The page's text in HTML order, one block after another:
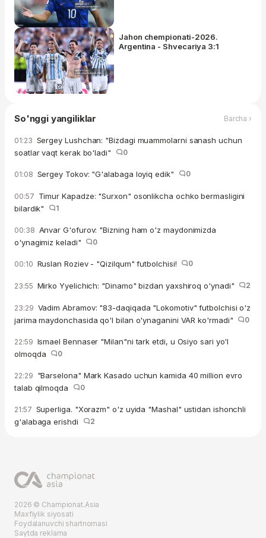
Jahon chempionati-2026.
Argentina - Shvecariya 3:1
So'nggi yangiliklar Barcha ›
01:23 Sergey Lushchan: "Bizdagi muammolarni sanash uchun
soatlar vaqt kerak bo'ladi"
0
01:08 Sergey Tokov: "G'alabaga loyiq edik" 0
00:57 Timur Kapadze: "Surxon" osonlikcha ochko bermasligini
bilardik"
1
00:38 Anvar G'ofurov: "Bizning ham o'z maydonimizda
o'ynagimiz keladi"
0
00:10 Ruslan Roziev - "Qizilqum" futbolchisi! 0
23:55 Mirko Yyelichich: "Dinamo" bizdan yaxshiroq o'ynadi" 2
23:29 Vadim Abramov: "83-daqiqada "Lokomotiv" futbolchisi o'z
jarima maydonchasida qo'l bilan o'ynaganini VAR ko'rmadi"
0
22:59 Ismael Bennaser "Milan"ni tark etdi, u Osiyo sari yo'l
olmoqda
0
22:29 "Barselona" Mark Kasado uchun kamida 40 million evro
talab qilmoqda
0
21:57 Superliga. "Xorazm" o'z uyida "Mashal" ustidan ishonchli
g'alabaga erishdi
2
2026 © Championat.Asia
Maxfiylik siyosati
Foydalanuvchi shartnomasi
Saytda reklama